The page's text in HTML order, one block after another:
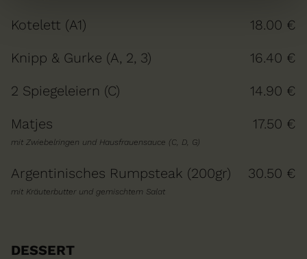
Kotelett (A1)
18.00 €
Knipp & Gurke (A, 2, 3)
16.40 €
2 Spiegeleiern (C)
14.90 €
Matjes
mit Zwiebelringen und Hausfrauensauce (C, D, G)
17.50 €
Argentinisches Rumpsteak (200gr)
mit Kräuterbutter und gemischtem Salat
30.50 €
DESSERT